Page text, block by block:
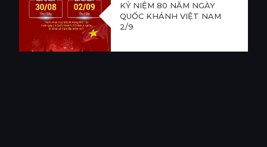
KỶ NIỆM 80 NĂM NGÀY
QUỐC KHÁNH VIỆT NAM
2/9